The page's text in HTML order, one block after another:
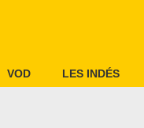
VOD LES INDÉS